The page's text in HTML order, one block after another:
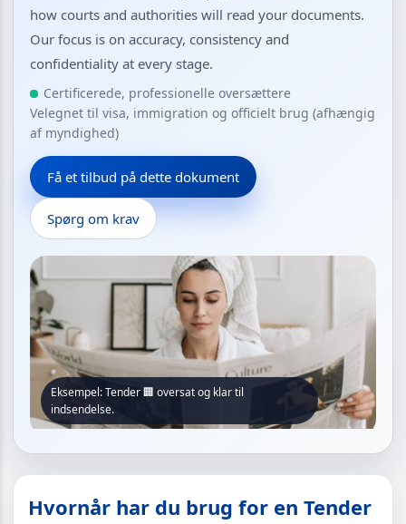
how courts and authorities will read your documents.
Our focus is on accuracy, consistency and
confidentiality at every stage.
Certificerede, professionelle oversættere
Velegnet til visa, immigration og officielt brug (afhængig
af myndighed)
Få et tilbud på dette dokument
Spørg om krav
Eksempel: Tender 🏢 oversat og klar til
indsendelse.
Hvornår har du brug for en Tender